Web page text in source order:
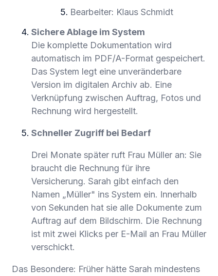
Bearbeiter: Klaus Schmidt
Sichere Ablage im System
Die komplette Dokumentation wird
automatisch im PDF/A-Format gespeichert.
Das System legt eine unveränderbare
Version im digitalen Archiv ab. Eine
Verknüpfung zwischen Auftrag, Fotos und
Rechnung wird hergestellt.
Schneller Zugriff bei Bedarf
Drei Monate später ruft Frau Müller an: Sie
braucht die Rechnung für ihre
Versicherung. Sarah gibt einfach den
Namen „Müller" ins System ein. Innerhalb
von Sekunden hat sie alle Dokumente zum
Auftrag auf dem Bildschirm. Die Rechnung
ist mit zwei Klicks per E-Mail an Frau Müller
verschickt.
Das Besondere: Früher hätte Sarah mindestens